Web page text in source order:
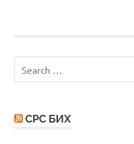
for:
СРС БИХ